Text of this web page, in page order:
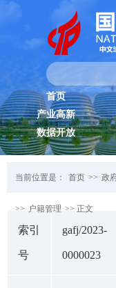
首页
产业高新
数据开放
当前位置是： 首页 >> 政
>> 户籍管理 >> 正文
索引
号
gafj/2023-
0000023